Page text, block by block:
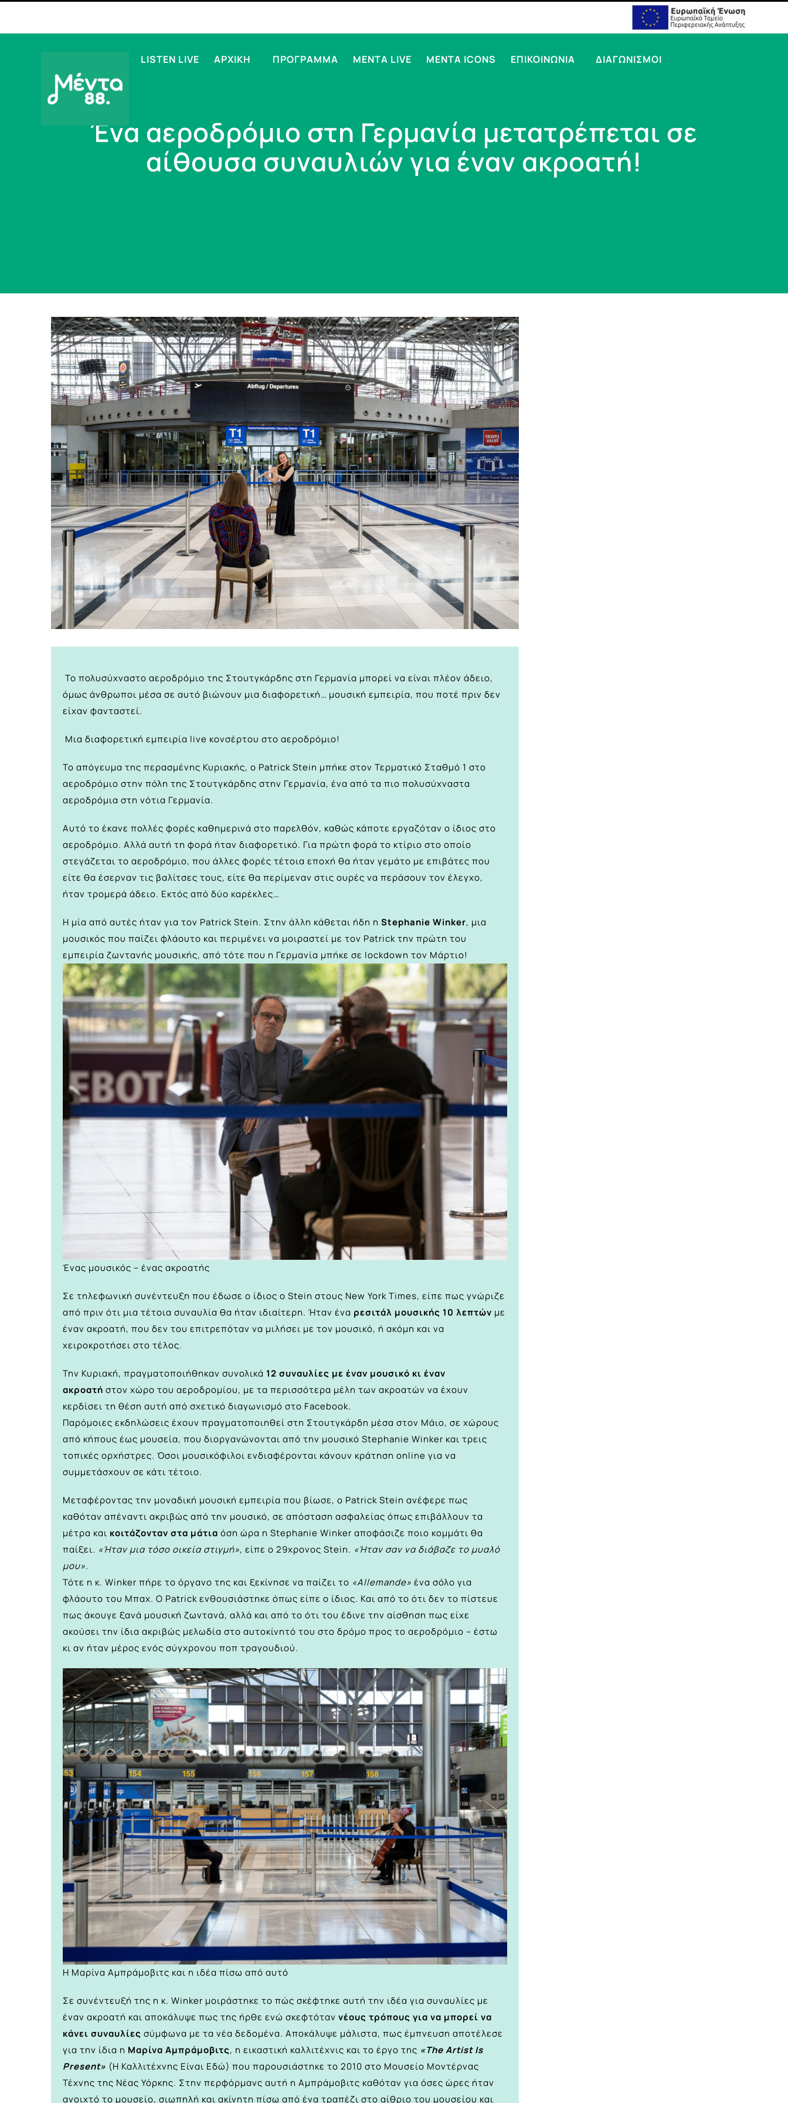
LISTEN LIVE ΑΡΧΙΚΗ ΠΡΟΓΡΑΜΜΑ MENTA LIVE MENTA ICONS ΕΠΙΚΟΙΝΩΝΙΑ ΔΙΑΓΩΝΙΣΜΟΙ
Ένα αεροδρόμιο στη Γερμανία μετατρέπεται σε
αίθουσα συναυλιών για έναν ακροατή!
View
Larger
Image
Το πολυσύχναστο αεροδρόμιο της Στουτγκάρδης στη Γερμανία μπορεί να είναι πλέον άδειο,
όμως άνθρωποι μέσα σε αυτό βιώνουν μια διαφορετική… μουσική εμπειρία, που ποτέ πριν δεν
είχαν φανταστεί.
Μια διαφορετική εμπειρία live κονσέρτου στο αεροδρόμιο!
Το απόγευμα της περασμένης Κυριακής, ο Patrick Stein μπήκε στον Τερματικό Σταθμό 1 στο
αεροδρόμιο στην πόλη της Στουτγκάρδης στην Γερμανία, ένα από τα πιο πολυσύχναστα
αεροδρόμια στη νότια Γερμανία.
Αυτό το έκανε πολλές φορές καθημερινά στο παρελθόν, καθώς κάποτε εργαζόταν ο ίδιος στο
αεροδρόμιο. Αλλά αυτή τη φορά ήταν διαφορετικό. Για πρώτη φορά το κτίριο στο οποίο
στεγάζεται το αεροδρόμιο, που άλλες φορές τέτοια εποχή θα ήταν γεμάτο με επιβάτες που
είτε θα έσερναν τις βαλίτσες τους, είτε θα περίμεναν στις ουρές να περάσουν τον έλεγχο,
ήταν τρομερά άδειο. Εκτός από δύο καρέκλες…
Η μία από αυτές ήταν για τον Patrick Stein. Στην άλλη κάθεται ήδη η Stephanie Winker, μια
μουσικός που παίζει φλάουτο και περιμένει να μοιραστεί με τον Patrick την πρώτη του
εμπειρία ζωντανής μουσικής, από τότε που η Γερμανία μπήκε σε lockdown τον Μάρτιο!
Ένας μουσικός – ένας ακροατής
Σε τηλεφωνική συνέντευξη που έδωσε ο ίδιος ο Stein στους New York Times, είπε πως γνώριζε
από πριν ότι μια τέτοια συναυλία θα ήταν ιδιαίτερη. Ήταν ένα ρεσιτάλ μουσικής 10 λεπτών με
έναν ακροατή, που δεν του επιτρεπόταν να μιλήσει με τον μουσικό, ή ακόμη και να
χειροκροτήσει στο τέλος.
Την Κυριακή, πραγματοποιήθηκαν συνολικά 12 συναυλίες με έναν μουσικό κι έναν
ακροατή στον χώρο του αεροδρομίου, με τα περισσότερα μέλη των ακροατών να έχουν
κερδίσει τη θέση αυτή από σχετικό διαγωνισμό στο Facebook.
Παρόμοιες εκδηλώσεις έχουν πραγματοποιηθεί στη Στουτγκάρδη μέσα στον Μάιο, σε χώρους
από κήπους έως μουσεία, που διοργανώνονται από την μουσικό Stephanie Winker και τρεις
τοπικές ορχήστρες. Όσοι μουσικόφιλοι ενδιαφέρονται κάνουν κράτηση online για να
συμμετάσχουν σε κάτι τέτοιο.
Μεταφέροντας την μοναδική μουσική εμπειρία που βίωσε, ο Patrick Stein ανέφερε πως
καθόταν απέναντι ακριβώς από την μουσικό, σε απόσταση ασφαλείας όπως επιβάλλουν τα
μέτρα και κοιτάζονταν στα μάτια όση ώρα η Stephanie Winker αποφάσιζε ποιο κομμάτι θα
παίξει. «Ήταν μια τόσο οικεία στιγμή», είπε ο 29χρονος Stein. «Ήταν σαν να διάβαζε το μυαλό
μου».
Τότε η κ. Winker πήρε το όργανο της και ξεκίνησε να παίζει το «Allemande» ένα σόλο για
φλάουτο του Μπαχ. Ο Patrick ενθουσιάστηκε όπως είπε ο ίδιος. Και από το ότι δεν το πίστευε
πως άκουγε ξανά μουσική ζωντανά, αλλά και από το ότι του έδινε την αίσθηση πως είχε
ακούσει την ίδια ακριβώς μελωδία στο αυτοκίνητό του στο δρόμο προς το αεροδρόμιο – έστω
κι αν ήταν μέρος ενός σύγχρονου ποπ τραγουδιού.
Η Μαρίνα Αμπράμοβιτς και η ιδέα πίσω από αυτό
Σε συνέντευξή της η κ. Winker μοιράστηκε το πώς σκέφτηκε αυτή την ιδέα για συναυλίες με
έναν ακροατή και αποκάλυψε πως της ήρθε ενώ σκεφτόταν νέους τρόπους για να μπορεί να
κάνει συναυλίες σύμφωνα με τα νέα δεδομένα. Αποκάλυψε μάλιστα, πως έμπνευση αποτέλεσε
για την ίδια η Μαρίνα Αμπράμοβιτς, η εικαστική καλλιτέχνις και το έργο της «The Artist Is
Present» (Η Καλλιτέχνης Είναι Εδώ) που παρουσιάστηκε το 2010 στο Μουσείο Μοντέρνας
Τέχνης της Νέας Υόρκης. Στην περφόρμανς αυτή η Αμπράμοβιτς καθόταν για όσες ώρες ήταν
ανοιχτό το μουσείο, σιωπηλή και ακίνητη πίσω από ένα τραπέζι στο αίθριο του μουσείου και